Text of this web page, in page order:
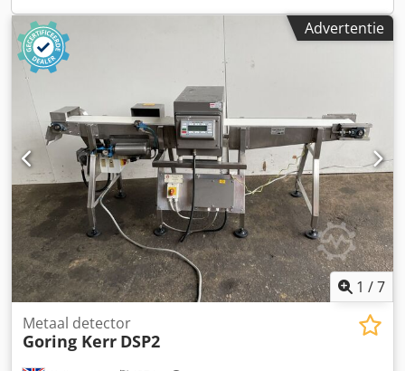
Advertentie
1 /7
Metaal detector
Goring Kerr DSP2